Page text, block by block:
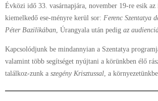
Évközi idő 33. vasárnapjára, november 19-re esik
kiemelkedő ese-ményre kerül sor: Ferenc Szentatya
Péter Bazilikában, Úrangyala után pedig az
Kapcsolódjunk be mindannyian a Szentatya
valamint több segítséget nyújtani a körünkben élő
találkoz-zunk a szegény Krisztussal, a